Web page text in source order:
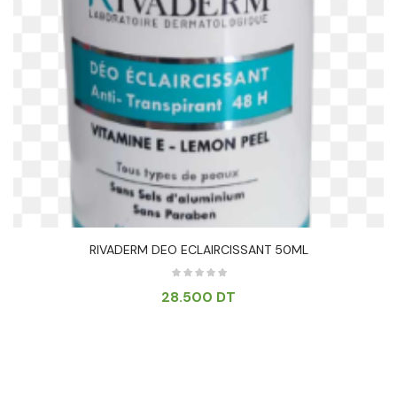
RIVADERM DEO ECLAIRCISSANT 50ML
28.500 DT